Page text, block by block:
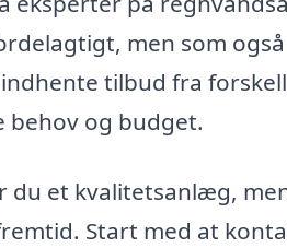
men som
tilbud fra
behov og budget.
du et kvalitetsanlæg,
Start med at